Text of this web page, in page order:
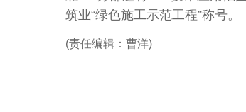
筑业“绿色施工示范工程”称号。
(责任编辑：曹洋)